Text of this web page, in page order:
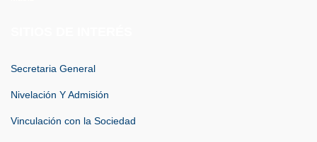
Secretaria General
Nivelación Y Admisión
Vinculación con la Sociedad